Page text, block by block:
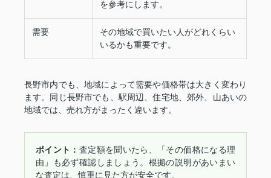
を参考にします。
需要
その地域で買いたい人がどれくらい
いるかも重要です。
長野市内でも、地域によって需要や価格帯は大きく変わり
ます。同じ長野市でも、駅周辺、住宅地、郊外、山あいの
地域では、売れ方がまったく違います。
ポイント： 査定額を聞いたら、「その価格になる理
由」も必ず確認しましょう。根拠の説明があいまい
な査定は、慎重に見た方が安全です。